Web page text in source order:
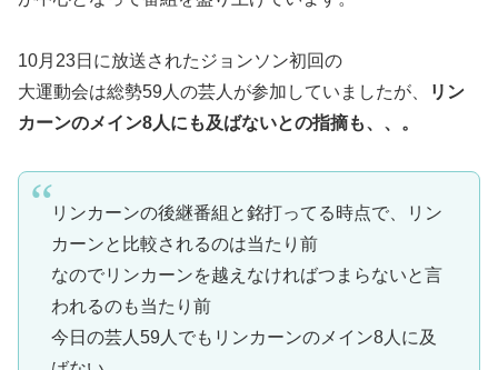
10月23日に放送されたジョンソン初回の
大運動会は総勢59人の芸人が参加していましたが、
リン
カーンのメイン8人にも及ばないとの指摘も、、。
リンカーンの後継番組と銘打ってる時点で、リン
カーンと比較されるのは当たり前
なのでリンカーンを越えなければつまらないと言
われるのも当たり前
今日の芸人59人でもリンカーンのメイン8人に及